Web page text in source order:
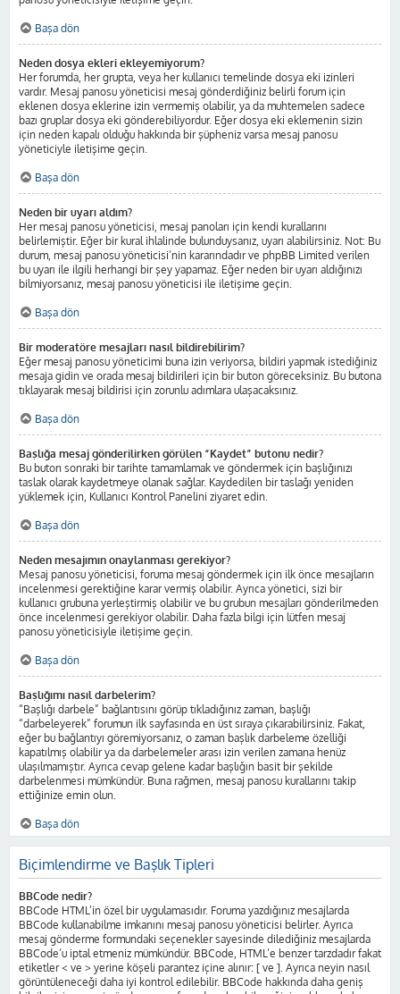
Başa dön
Neden dosya ekleri ekleyemiyorum?
Her forumda, her grupta, veya her kullanıcı temelinde dosya eki izinleri
vardır. Mesaj panosu yöneticisi mesaj gönderdiğiniz belirli forum için
eklenen dosya eklerine izin vermemiş olabilir, ya da muhtemelen sadece
bazı gruplar dosya eki gönderebiliyordur. Eğer dosya eki eklemenin sizin
için neden kapalı olduğu hakkında bir şüpheniz varsa mesaj panosu
yöneticiyle iletişime geçin.
Başa dön
Neden bir uyarı aldım?
Her mesaj panosu yöneticisi, mesaj panoları için kendi kurallarını
belirlemiştir. Eğer bir kural ihlalinde bulunduysanız, uyarı alabilirsiniz. Not: Bu
durum, mesaj panosu yöneticisi’nin kararındadır ve phpBB Limited verilen
bu uyarı ile ilgili herhangi bir şey yapamaz. Eğer neden bir uyarı aldığınızı
bilmiyorsanız, mesaj panosu yöneticisi ile iletişime geçin.
Başa dön
Bir moderatöre mesajları nasıl bildirebilirim?
Eğer mesaj panosu yöneticimi buna izin veriyorsa, bildiri yapmak istediğiniz
mesaja gidin ve orada mesaj bildirileri için bir buton göreceksiniz. Bu butona
tıklayarak mesaj bildirisi için zorunlu adımlara ulaşacaksınız.
Başa dön
Başlığa mesaj gönderilirken görülen “Kaydet” butonu nedir?
Bu buton sonraki bir tarihte tamamlamak ve göndermek için başlığınızı
taslak olarak kaydetmeye olanak sağlar. Kaydedilen bir taslağı yeniden
yüklemek için, Kullanıcı Kontrol Panelini ziyaret edin.
Başa dön
Neden mesajımın onaylanması gerekiyor?
Mesaj panosu yöneticisi, foruma mesaj göndermek için ilk önce mesajların
incelenmesi gerektiğine karar vermiş olabilir. Ayrıca yönetici, sizi bir
kullanıcı grubuna yerleştirmiş olabilir ve bu grubun mesajları gönderilmeden
önce incelenmesi gerekiyor olabilir. Daha fazla bilgi için lütfen mesaj
panosu yöneticisiyle iletişime geçin.
Başa dön
Başlığımı nasıl darbelerim?
“Başlığı darbele” bağlantısını görüp tıkladığınız zaman, başlığı
“darbeleyerek” forumun ilk sayfasında en üst sıraya çıkarabilirsiniz. Fakat,
eğer bu bağlantıyı göremiyorsanız, o zaman başlık darbeleme özelliği
kapatılmış olabilir ya da darbelemeler arası izin verilen zamana henüz
ulaşılmamıştır. Ayrıca cevap gelene kadar başlığın basit bir şekilde
darbelenmesi mümkündür. Buna rağmen, mesaj panosu kurallarını takip
ettiğinize emin olun.
Başa dön
Biçimlendirme ve Başlık Tipleri
BBCode nedir?
BBCode HTML’in özel bir uygulamasıdır. Foruma yazdığınız mesajlarda
BBCode kullanabilme imkanını mesaj panosu yöneticisi belirler. Ayrıca
mesaj gönderme formundaki seçenekler sayesinde dilediğiniz mesajlarda
BBCode’u iptal etmeniz mümkündür. BBCode, HTML’e benzer tarzdadır fakat
etiketler < ve > yerine köşeli parantez içine alınır: [ ve ]. Ayrıca neyin nasıl
görüntüleneceği daha iyi kontrol edilebilir. BBCode hakkında daha geniş